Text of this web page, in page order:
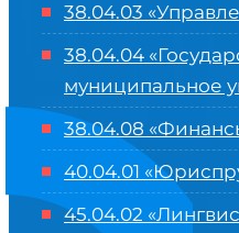
38.04.03
38.04.04
муниципальное
38.04.08
40.04.01
45.04.02